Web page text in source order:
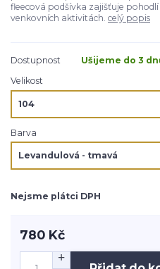
fleecová podšívka zajišťuje
venkovních aktivitách. celý popis
Dostupnost
Ušijeme do 3
Velikost
Barva
Nejsme plátci DPH
780 Kč